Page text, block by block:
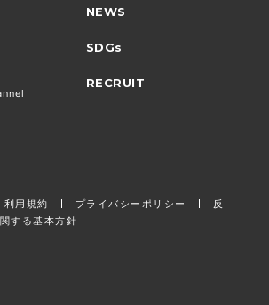
NEWS
SDGs
RECRUIT
利用規約 プライバシーポリシー
反
する基本方針